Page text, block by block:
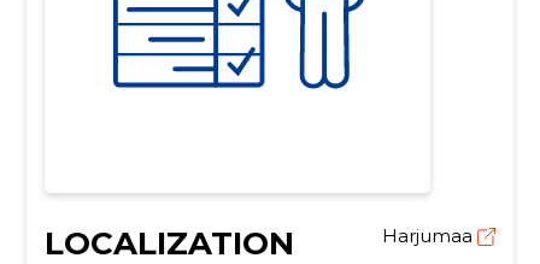
LOCALIZATION
Harjumaa